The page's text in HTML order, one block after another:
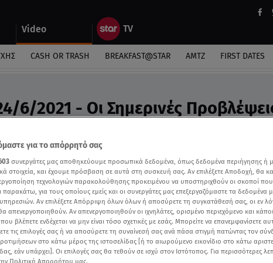
Video
CASH OR TRASH BREAKFAST@STAR ΑΜΤΖ FIRST DATES
6/2021 - Οι Σημερινές
Άσης Μπήλιου στη «Φωλιά των Κου Κου»
για το απόρρητό σας
συνεργάτες μας αποθηκεύουμε προσωπικά δεδομένα, όπως δεδομένα περιήγησης ή
στοιχεία, και έχουμε πρόσβαση σε αυτά στη συσκευή σας. Αν επιλέξετε Αποδοχή, θα
τεχνολογιών παρακολούθησης προκειμένου να υποστηριχθούν οι σκοποί που
παρακάτω, για τους οποίους εμείς και οι συνεργάτες μας επεξεργαζόμαστε τα δεδομένα
Αν επιλέξετε Απόρριψη όλων όλων ή αποσύρετε τη συγκατάθεσή σας, οι εν
απενεργοποιηθούν. Αν απενεργοποιηθούν οι ιχνηλάτες, ορισμένο περιεχόμενο και
βλέπετε ενδέχεται να μην είναι τόσο σχετικές με εσάς. Μπορείτε να επανεμφανίσετε
τις επιλογές σας ή να αποσύρετε τη συναίνεσή σας ανά πάσα στιγμή πατώντας τον
στο κάτω μέρος της ιστοσελίδας [ή το αιωρούμενο εικονίδιο στο κάτω
εάν υπάρχει]. Οι επιλογές σας θα τεθούν σε ισχύ στον Ιστότοπος. Για περισσότερες
Πολιτική Απορρήτου μας.